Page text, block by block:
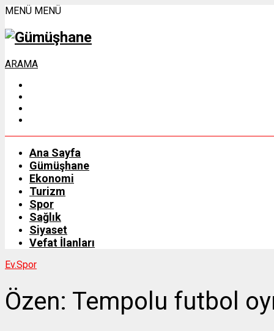
MENÜ MENÜ
ARAMA
Ana Sayfa
Gümüşhane
Ekonomi
Turizm
Spor
Sağlık
Siyaset
Vefat İlanları
Ev.Spor
Özen: Tempolu futbol